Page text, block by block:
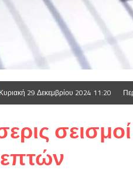
Κυριακή 29 Δεκεμβρίου 2024 11:20